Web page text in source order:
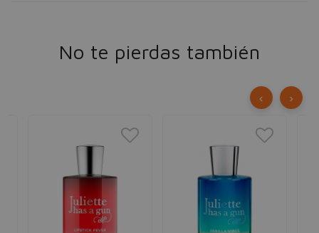
No te pierdas también
‹ ›